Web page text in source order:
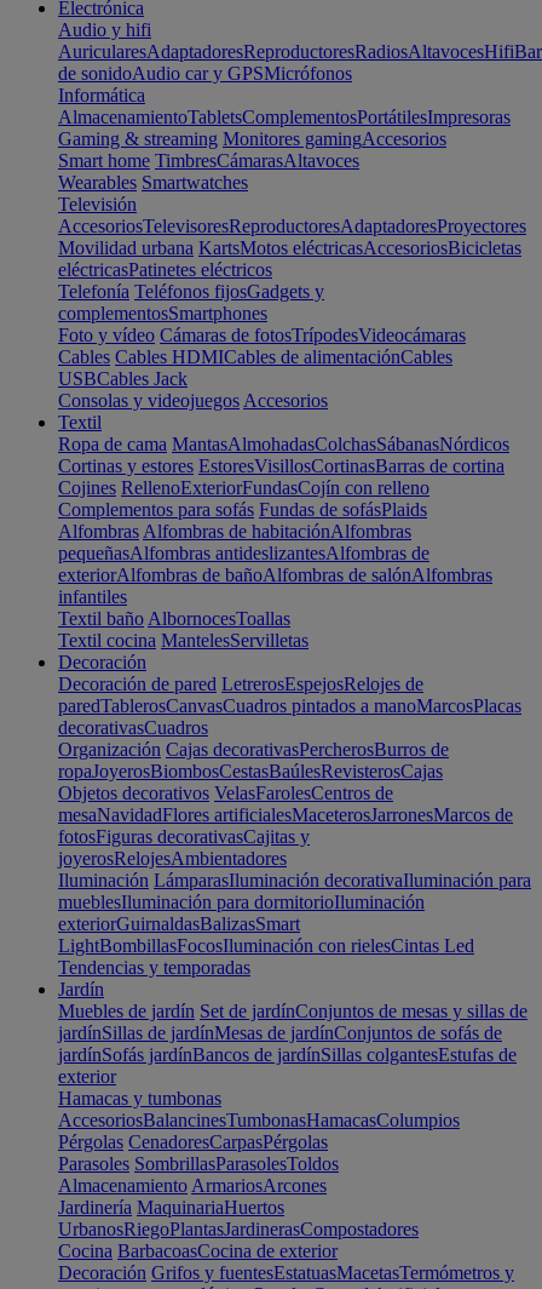
Electrónica
Audio y hifi
AuricularesAdaptadoresReproductoresRadiosAltavocesHifi
de sonidoAudio car y GPSMicrófonos
Informática
AlmacenamientoTabletsComplementosPortátilesImpresoras
Gaming & streaming Monitores gamingAccesorios
Smart home TimbresCámarasAltavoces
Wearables Smartwatches
Televisión
AccesoriosTelevisoresReproductoresAdaptadoresProyectores
Movilidad urbana KartsMotos eléctricasAccesoriosBicicletas
eléctricasPatinetes eléctricos
Telefonía Teléfonos fijosGadgets y
complementosSmartphones
Foto y vídeo Cámaras de fotosTrípodesVideocámaras
Cables Cables HDMICables de alimentaciónCables
USBCables Jack
Consolas y videojuegos Accesorios
Textil
Ropa de cama MantasAlmohadasColchasSábanasNórdicos
Cortinas y estores EstoresVisillosCortinasBarras de cortina
Cojines RellenoExteriorFundasCojín con relleno
Complementos para sofás Fundas de sofásPlaids
Alfombras Alfombras de habitaciónAlfombras
pequeñasAlfombras antideslizantesAlfombras de
exteriorAlfombras de bañoAlfombras de salónAlfombras
infantiles
Textil baño AlbornocesToallas
Textil cocina MantelesServilletas
Decoración
Decoración de pared LetrerosEspejosRelojes de
paredTablerosCanvasCuadros pintados a manoMarcosPlacas
decorativasCuadros
Organización Cajas decorativasPercherosBurros de
ropaJoyerosBiombosCestasBaúlesRevisterosCajas
Objetos decorativos VelasFarolesCentros de
mesaNavidadFlores artificialesMaceterosJarronesMarcos de
fotosFiguras decorativasCajitas y
joyerosRelojesAmbientadores
Iluminación LámparasIluminación decorativaIluminación para
mueblesIluminación para dormitorioIluminación
exteriorGuirnaldasBalizasSmart
LightBombillasFocosIluminación con rielesCintas Led
Tendencias y temporadas
Jardín
Muebles de jardín Set de jardínConjuntos de mesas y sillas de
jardínSillas de jardínMesas de jardínConjuntos de sofás de
jardínSofás jardínBancos de jardínSillas colgantesEstufas de
exterior
Hamacas y tumbonas
AccesoriosBalancinesTumbonasHamacasColumpios
Pérgolas CenadoresCarpasPérgolas
Parasoles SombrillasParasolesToldos
Almacenamiento ArmariosArcones
Jardinería MaquinariaHuertos
UrbanosRiegoPlantasJardinerasCompostadores
Cocina BarbacoasCocina de exterior
Decoración Grifos y fuentesEstatuasMacetasTermómetros y